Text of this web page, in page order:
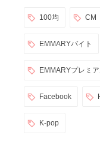
100均 CM
EMMARYバイト
EMMARYプレミ
Facebook
K-pop